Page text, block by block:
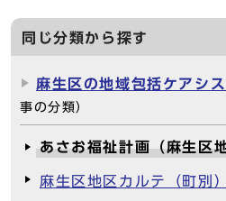
同じ分類から探す
麻生区の地域包括ケアシ
事の分類）
あさお福祉計画（麻生区
麻生区地区カルテ（町別）